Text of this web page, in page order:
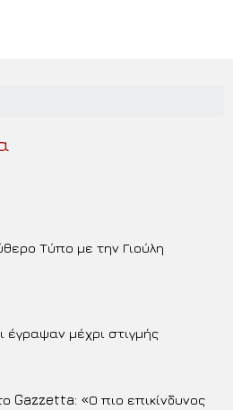
Τύπο με την Γιούλη
μέχρι στιγμής
Gazzetta: «Ο πιο επικίνδυνος